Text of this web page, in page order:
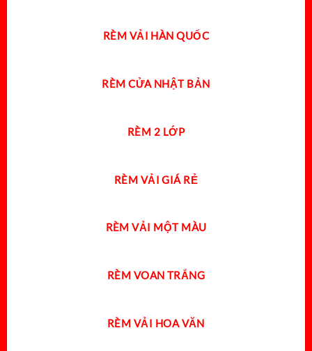
RÈM VẢI HÀN QUỐC
RÈM CỬA NHẬT BẢN
RÈM 2 LỚP
RÈM VẢI GIÁ RẺ
RÈM VẢI MỘT MÀU
RÈM VOAN TRẮNG
RÈM VẢI HOA VĂN